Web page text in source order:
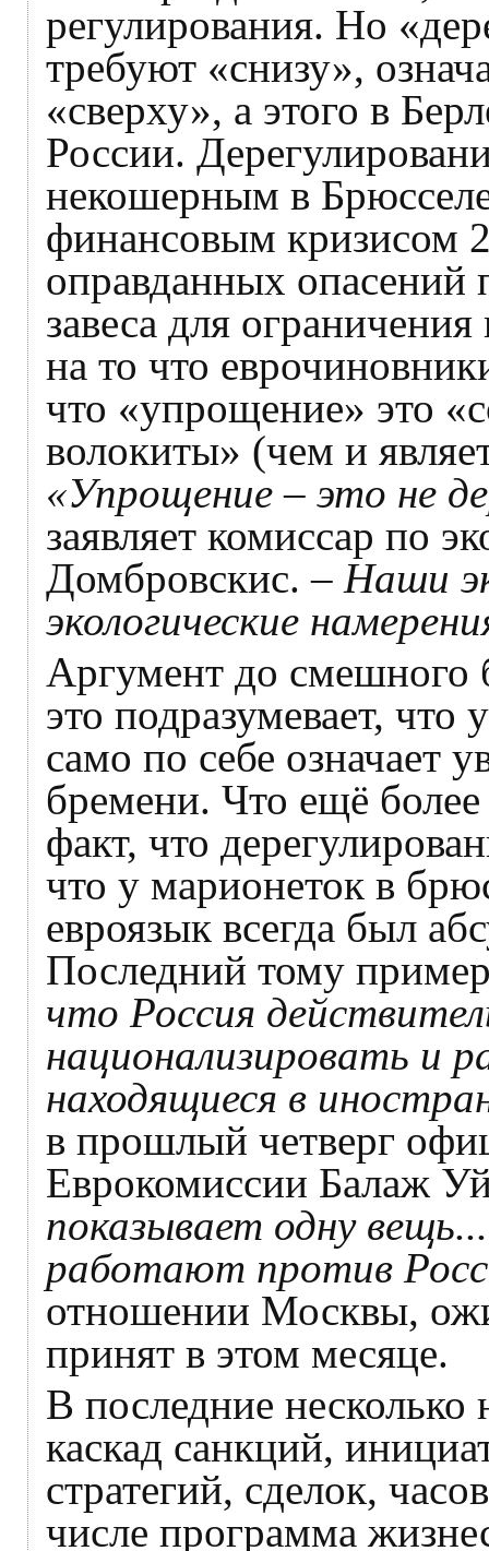
регулирования. Но
требуют «снизу»,
«сверху», а этого в
России.
некошерным в
финансовым кризисом
оправданных опасений
завеса для
на то что
что «упрощение» это
волокиты» (чем и
«Упрощение – это не
заявляет комиссар по
Домбровскис.– Наши
экологические
Аргумент до
это подразумевает, что
само по себе означает
бремени. Что ещё
факт, что
что у марионеток в
евроязык всегда был
Последний тому
что Россия
национализировать и
находящиеся в
в прошлый четверг
Еврокомиссии Балаж
показывает одну
работают против
отношении Москвы,
принят в этом месяце.
В последние
каскад санкций,
стратегий, сделок,
числе программа